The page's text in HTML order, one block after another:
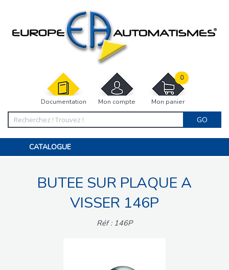
Documentation Mon compte Mon panier
0
GO
CATALOGUE
MOTORISATIONS
ACCESSOIRES ET ELECTRONIQUES
INTERPHONES VISIOPHONES
BUTEE SUR PLAQUE A
VISSER 146P
Réf : 146P